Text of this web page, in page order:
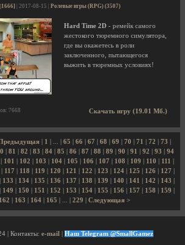
| 2017-08-15 | Ролевые игры (RPG) (3507)
Hard Time 2D - ремейк самого
жестокого тюремного симулятора,
где вы окажетесь в роли
заключенного, пытающегося
выжить в тюремных условиях!
Скачать игру (19.01 Мб.)
7668
1 65 66 67 68 69 70 71 72 73
81 82 83 84 85 86 87 88 89 90 91 92 93
94
101 102 103 104| 105 106 107 108 109 110 111
117 118 119 120 121 122 123 124 125 126 127
133 134| 135 136 137 138 139 140 141 142 143
149 150 151 152 153 154| 155 156 157 158 159
162 163 164 165 229 Следующая >
| Контакты: e-mail Наш Telegram @SmallGamez